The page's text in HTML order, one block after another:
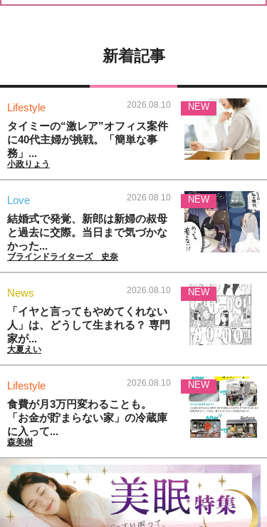
新着記事
Lifestyle 2026.08.10
タイミーの“激レア”オフィス案件
に40代主婦が挑戦。「簡単な事
務」...
小政りょう
NEW
Love 2026.08.10
結婚式で発覚、新郎は新婦の叔母
と過去に交際。当日まで気づかな
かった...
ブラインドライターズ 史奈
NEW
News 2026.08.10
「イヤと言ってもやめてくれない
人」は、どうして生まれる？ 専門
家が...
大夏えい
NEW
Lifestyle 2026.08.10
食費が月3万円変わることも。
「お金が貯まらない家」の冷蔵庫
に入って...
森美樹
NEW